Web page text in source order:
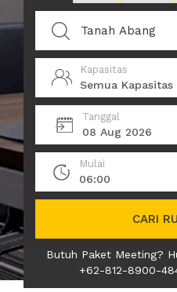
Kapasitas
Semua Kapasitas
Tanggal
08 Aug 2026
Mulai
06:00
CARI
Butuh Paket Meeting?
+62-812-8900-